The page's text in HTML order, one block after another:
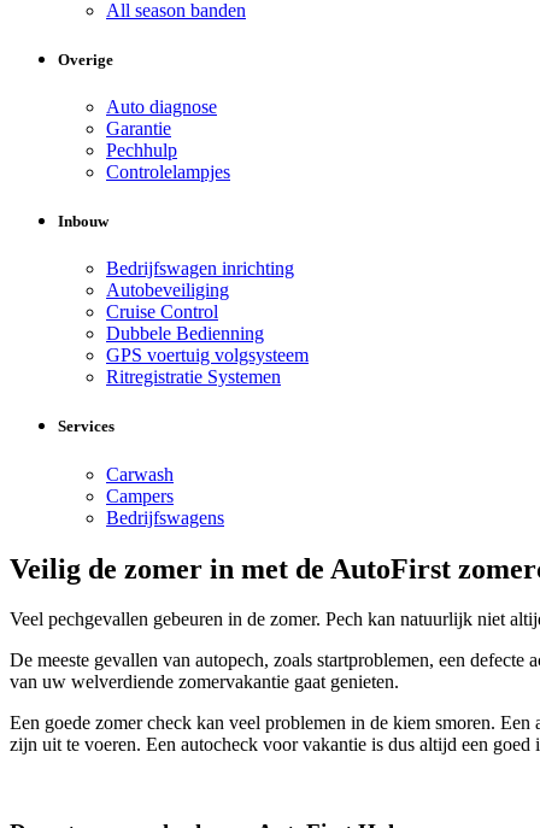
All season banden
Overige
Auto diagnose
Garantie
Pechhulp
Controlelampjes
Inbouw
Bedrijfswagen inrichting
Autobeveiliging
Cruise Control
Dubbele Bedienning
GPS voertuig volgsysteem
Ritregistratie Systemen
Services
Carwash
Campers
Bedrijfswagens
Veilig de zomer in met de AutoFirst
Veel pechgevallen gebeuren in de zomer. Pech kan natuurlijk niet
De meeste gevallen van autopech, zoals startproblemen, een
van uw welverdiende zomervakantie gaat genieten.
Een goede zomer check kan veel problemen in de kiem smoren.
zijn uit te voeren. Een autocheck voor vakantie is dus altijd een goed